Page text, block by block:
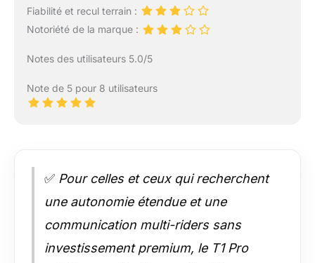
Fiabilité et recul terrain :
Notoriété de la marque :
Notes des utilisateurs 5.0/5
Note de 5 pour 8 utilisateurs
✅ Pour celles et ceux qui recherchent
une autonomie étendue et une
communication multi-riders sans
investissement premium, le T1 Pro